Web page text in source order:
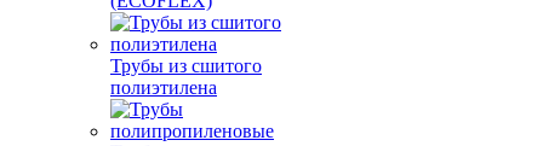
Трубы из сшитого
полиэтилена